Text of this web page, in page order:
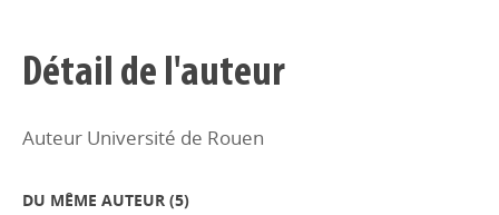
Détail de l'auteur
Auteur Université de Rouen
DU MÊME AUTEUR (5)